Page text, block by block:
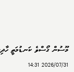
މޫސުން ގޯސްވެ ކަނޑުމަތީ
2026/07/31 14:31